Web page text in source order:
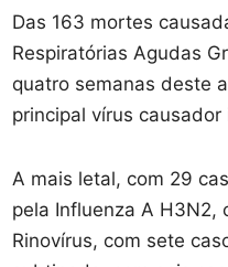
Das 163 mortes
Respiratórias Agudas
quatro semanas deste
principal vírus
A mais letal, com 29
pela Influenza A H3N2,
Rinovírus, com sete